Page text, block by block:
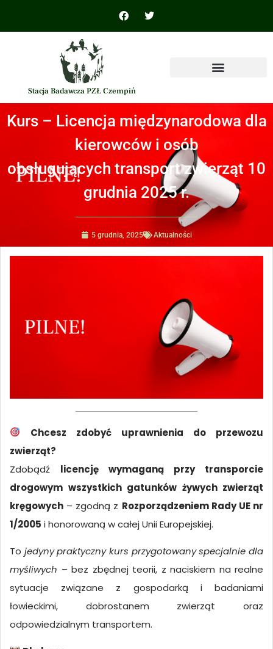
Stacja Badawcza PZŁ Czempiń
Kurs – Licencja międzynarodowa dla
kierowców i osób
obsługujących transport zwierząt 10
grudnia 2025 r.
5 grudnia, 2025 Aktualności
Chcesz zdobyć uprawnienia do przewozu
zwierząt?
Zdobądź licencję wymaganą przy transporcie
drogowym wszystkich gatunków żywych zwierząt
kręgowych – zgodną z Rozporządzeniem Rady UE nr
1/2005 i honorowaną w całej Unii Europejskiej.
To jedyny praktyczny kurs przygotowany specjalnie dla
myśliwych – bez zbędnej teorii, z naciskiem na realne
sytuacje związane z gospodarką i badaniami
łowieckimi, dobrostanem zwierząt oraz
odpowiedzialnym transportem.